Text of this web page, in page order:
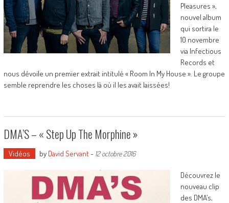
Pleasures »,
nouvel album
qui sortira le
10 novembre
via Infectious
Records et
nous dévoile un premier extrait intitulé « Room In My House ». Le groupe
semble reprendre les choses là où il les avait laissées!
DMA’S – « Step Up The Morphine »
Vidéos by David Servant- 12 octobre 2016
Découvrez le
nouveau clip
des DMA’s,